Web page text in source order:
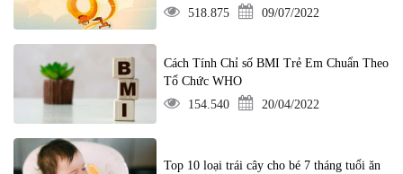
không?518.875 09/07/2022
Cách Tính Chỉ số BMI Trẻ Em Chuẩn Theo
Tổ Chức WHO
154.540
20/04/2022
Top 10 loại trái cây cho bé 7 tháng tuổi ăn